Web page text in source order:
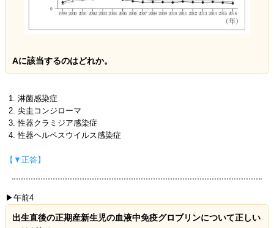
Aに該当するのはどれか。
淋菌感染症
尖圭コンジローマ
性器クラミジア感染症
性器ヘルペスウイルス感染症
【▼正答】
▶午前4
出生直後の正期産新生児の血液中免疫グロブリンについて正しい